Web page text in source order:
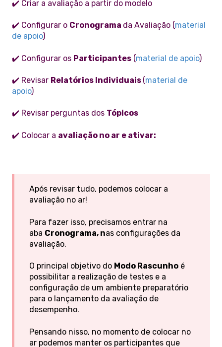
✔️ Criar a avaliação a partir do modelo
✔️ Configurar o Cronograma da Avaliação (material
de apoio)
✔️ Configurar os Participantes (material de apoio)
✔️ Revisar Relatórios Individuais (material de
apoio)
✔️ Revisar perguntas dos Tópicos
✔️ Colocar a avaliação no ar e ativar:
Após revisar tudo, podemos colocar a
avaliação no ar!
Para fazer isso, precisamos entrar na
aba Cronograma, nas configurações da
avaliação.
O principal objetivo do Modo Rascunho é
possibilitar a realização de testes e a
configuração de um ambiente preparatório
para o lançamento da avaliação de
desempenho.
Pensando nisso, no momento de colocar no
ar podemos manter os participantes que